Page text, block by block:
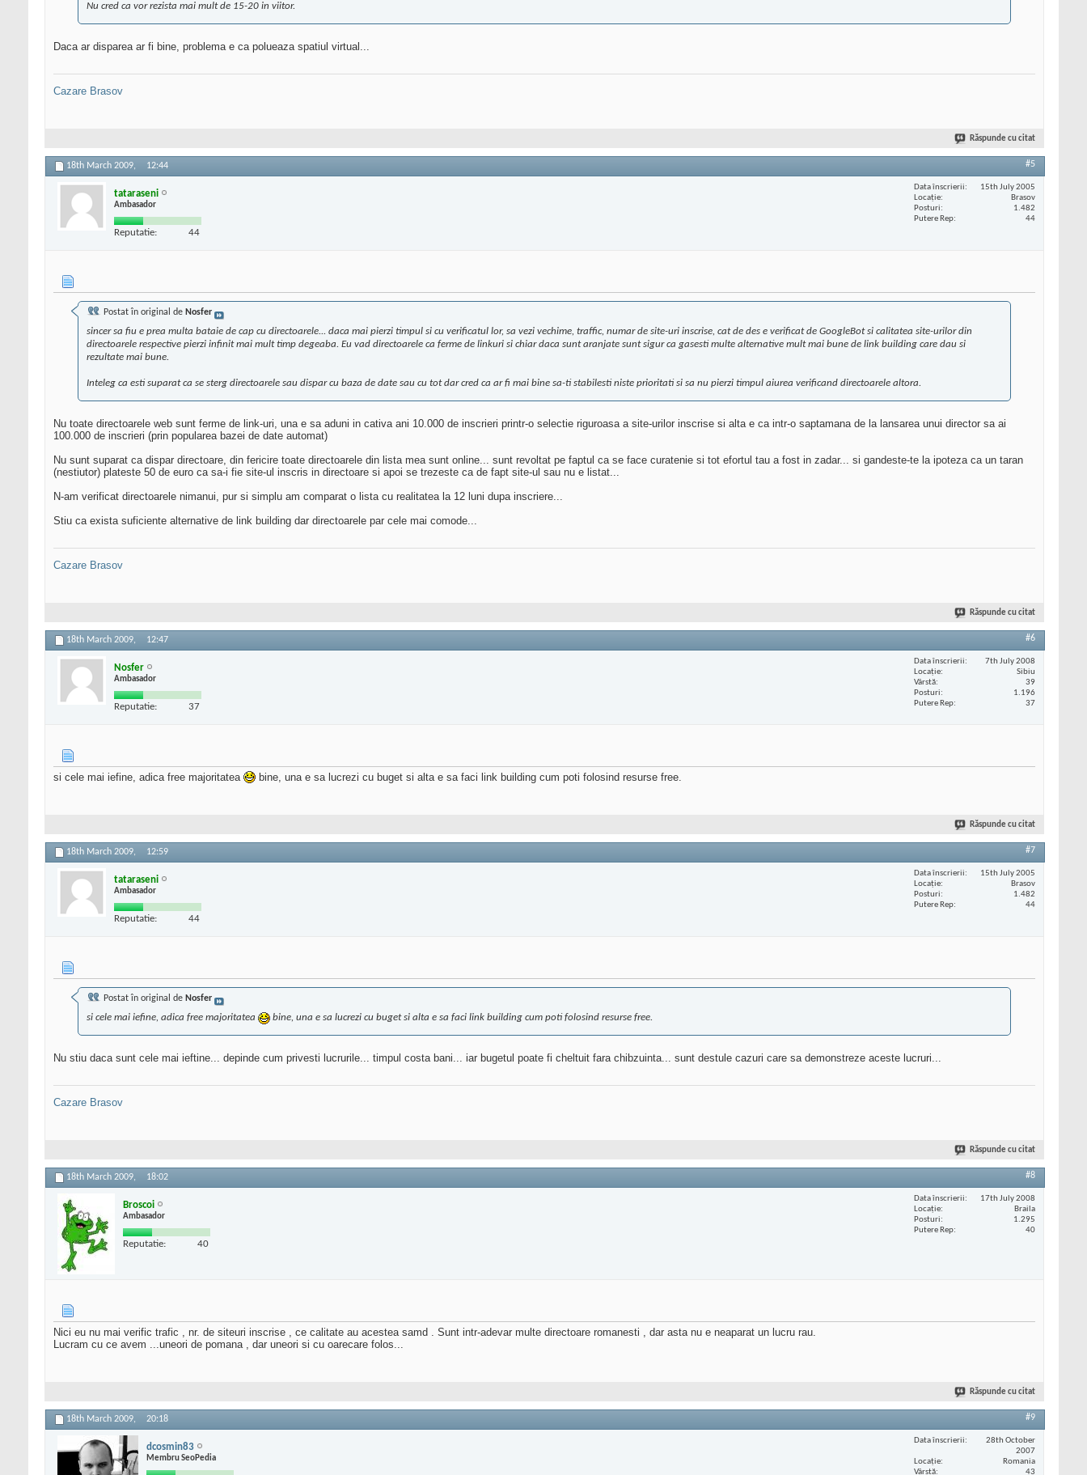
Nu cred ca vor rezista mai mult de 15-20 in viitor.
Daca ar disparea ar fi bine, problema e ca polueaza spatiul virtual...
Cazare Brasov
Răspunde cu citat
18th March 2009, 12:44 #5
tataraseni
Ambasador
Reputatie: 44
Data înscrierii
15th July 2005
Locaţie
Brasov
Posturi
1.482
Putere Rep
44
Postat în original de Nosfer
sincer sa fiu e prea multa bataie de cap cu directoarele... daca mai pierzi timpul si cu verificatul lor, sa vezi vechime, traffic, numar de site-uri inscrise, cat de des e verificat de GoogleBot si calitatea site-urilor din
directoarele respective pierzi infinit mai mult timp degeaba. Eu vad directoarele ca ferme de linkuri si chiar daca sunt aranjate sunt sigur ca gasesti multe alternative mult mai bune de link building care dau si
rezultate mai bune.
Inteleg ca esti suparat ca se sterg directoarele sau dispar cu baza de date sau cu tot dar cred ca ar fi mai bine sa-ti stabilesti niste prioritati si sa nu pierzi timpul aiurea verificand directoarele altora.
Nu toate directoarele web sunt ferme de link-uri, una e sa aduni in cativa ani 10.000 de inscrieri printr-o selectie riguroasa a site-urilor inscrise si alta e ca intr-o saptamana de la lansarea unui director sa ai
100.000 de inscrieri (prin popularea bazei de date automat)
Nu sunt suparat ca dispar directoare, din fericire toate directoarele din lista mea sunt online... sunt revoltat pe faptul ca se face curatenie si tot efortul tau a fost in zadar... si gandeste-te la ipoteza ca un taran
(nestiutor) plateste 50 de euro ca sa-i fie site-ul inscris in directoare si apoi se trezeste ca de fapt site-ul sau nu e listat...
N-am verificat directoarele nimanui, pur si simplu am comparat o lista cu realitatea la 12 luni dupa inscriere...
Stiu ca exista suficiente alternative de link building dar directoarele par cele mai comode...
Cazare Brasov
Răspunde cu citat
18th March 2009, 12:47 #6
Nosfer
Ambasador
Reputatie: 37
Data înscrierii
7th July 2008
Locaţie
Sibiu
Vârstă
39
Posturi
1.196
Putere Rep
37
si cele mai iefine, adica free majoritatea bine, una e sa lucrezi cu buget si alta e sa faci link building cum poti folosind resurse free.
Răspunde cu citat
18th March 2009, 12:59 #7
tataraseni
Ambasador
Reputatie: 44
Data înscrierii
15th July 2005
Locaţie
Brasov
Posturi
1.482
Putere Rep
44
Postat în original de Nosfer
si cele mai iefine, adica free majoritatea bine, una e sa lucrezi cu buget si alta e sa faci link building cum poti folosind resurse free.
Nu stiu daca sunt cele mai ieftine... depinde cum privesti lucrurile... timpul costa bani... iar bugetul poate fi cheltuit fara chibzuinta... sunt destule cazuri care sa demonstreze aceste lucruri...
Cazare Brasov
Răspunde cu citat
18th March 2009, 18:02 #8
Broscoi
Ambasador
Reputatie: 40
Data înscrierii
17th July 2008
Locaţie
Braila
Posturi
1.295
Putere Rep
40
Nici eu nu mai verific trafic , nr. de siteuri inscrise , ce calitate au acestea samd . Sunt intr-adevar multe directoare romanesti , dar asta nu e neaparat un lucru rau.
Lucram cu ce avem ...uneori de pomana , dar uneori si cu oarecare folos...
Răspunde cu citat
18th March 2009, 20:18 #9
dcosmin83
Membru SeoPedia
Data înscrierii
28th October
2007
Locaţie
Romania
Vârstă
43